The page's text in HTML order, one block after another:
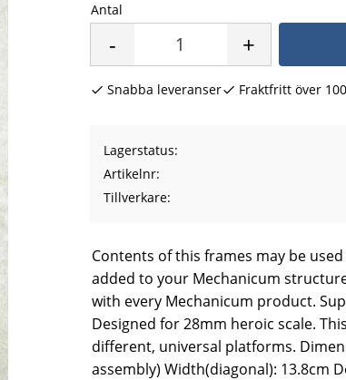
Antal
+
-
Snabba leveranser Fraktfritt över
Lagerstatus
Artikelnr
Tillverkare
Contents of this frames may be
added to your Mechanicum
with every Mechanicum product.
Designed for 28mm heroic scale.
different, universal platforms.
assembly) Width(diagonal): 13.8cm